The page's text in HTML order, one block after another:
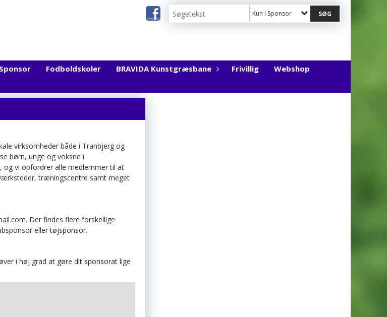
Kun i Sponsor
Sponsor Fodboldskoler BRAVIDA Kunstgræsbane Frivillig
Webshop
virksomheder både i Tranbjerg og
børn, unge og voksne i
og vi opfordrer alle medlemmer til at
træningscentre samt meget
Der findes flere forskellige
eller tøjsponsor.
i høj grad at gøre dit sponsorat lige